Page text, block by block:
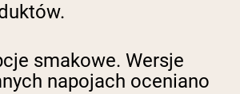
smakowe. Wersje
napojach oceniano